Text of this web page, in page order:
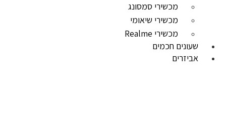
מכשירי סמסונג
מכשירי שיאומי
מכשירי Realme
שעונים חכמים
אביזרים